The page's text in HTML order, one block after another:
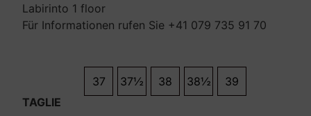
Labirinto 1 floor
Für Informationen rufen Sie +41 079 735 91 70
TAGLIE
37 37½ 38 38½ 39